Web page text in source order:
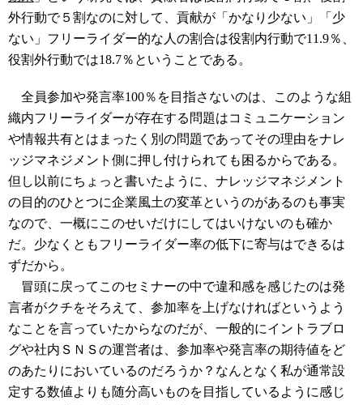
外行動で５割なのに対して、貢献が「かなり少ない」「少
ない」フリーライダー的な人の割合は役割内行動で11.9％、
役割外行動では18.7％ということである。
全員参加や発言率100％を目指さないのは、このような組
織内フリーライダーが存在する問題はコミュニケーション
や情報共有とはまったく別の問題であってその理由をナレ
ッジマネジメント側に押し付けられても困るからである。
但し以前にちょっと書いたように、ナレッジマネジメント
の目的のひとつに企業風土の変革というのがあるのも事実
なので、一概にこのせいだけにしてはいけないのも確か
だ。少なくともフリーライダー率の低下に寄与はできるは
ずだから。
冒頭に戻ってこのセミナーの中で違和感を感じたのは発
言者がクチをそろえて、参加率を上げなければというよう
なことを言っていたからなのだが、一般的にイントラブロ
グや社内ＳＮＳの運営者は、参加率や発言率の期待値をど
のあたりにおいているのだろうか？なんとなく私が通常設
定する数値よりも随分高いものを目指しているように感じ